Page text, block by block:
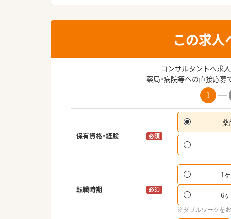
この求人
コンサルタントへ求
薬局・病院等への直接応募
1
保有資格・経験 必須
薬
転職時期 必須
1
6
※ダブルワークを